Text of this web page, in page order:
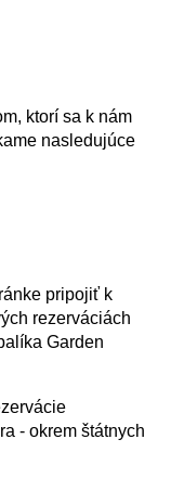
ktorí sa k nám
nasledujúce
pripojiť k
rezerváciách
Garden
- okrem štátnych